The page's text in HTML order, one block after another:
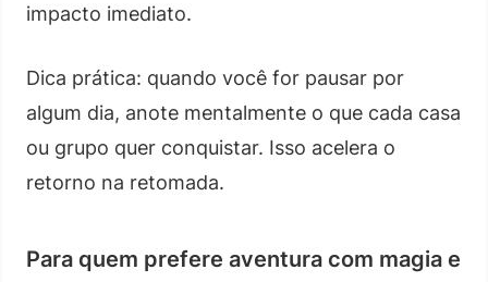
impacto imediato.
Dica prática: quando você for pausar por
algum dia, anote mentalmente o que cada casa
ou grupo quer conquistar. Isso acelera o
retorno na retomada.
Para quem prefere aventura com magia e